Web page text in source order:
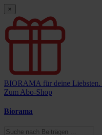
×
BIORAMA für deine Liebsten.
Zum Abo-Shop
Biorama